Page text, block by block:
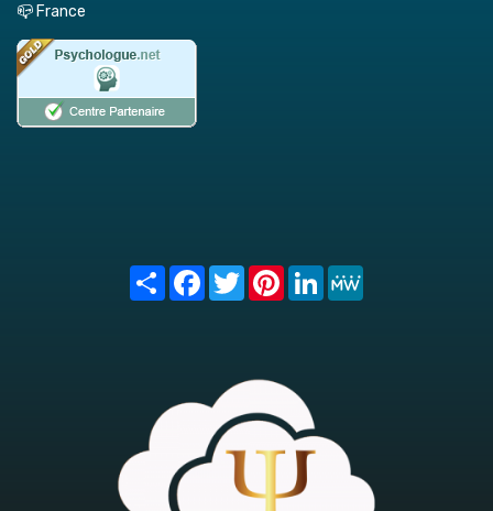
📪 France
Share FacebookTwitterPinterest
LinkedIn